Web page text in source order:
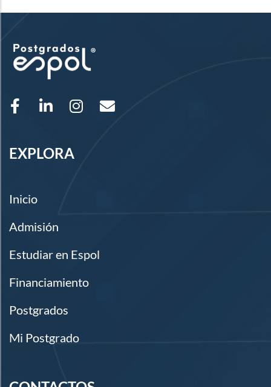
EXPLORA
Inicio
Admisión
Estudiar en Espol
Financiamiento
Postgrados
Mi Postgrado